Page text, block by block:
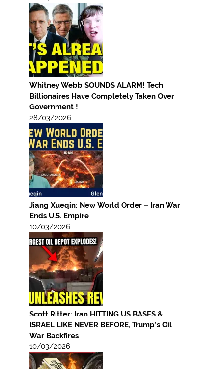
Whitney Webb SOUNDS ALARM! Tech
Billionaires Have Completely Taken Over
Government !
28/03/2026
Jiang Xueqin: New World Order – Iran War
Ends U.S. Empire
10/03/2026
Scott Ritter: Iran HITTING US BASES &
ISRAEL LIKE NEVER BEFORE, Trump’s Oil
War Backfires
10/03/2026